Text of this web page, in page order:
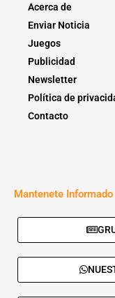
Acerca de
Enviar Noticia
Juegos
Publicidad
Newsletter
Política de
Contacto
Mantenete Informado